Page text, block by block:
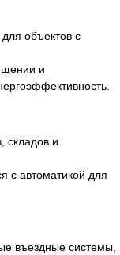
объектов с
и
складов и
с автоматикой для
въездные системы,